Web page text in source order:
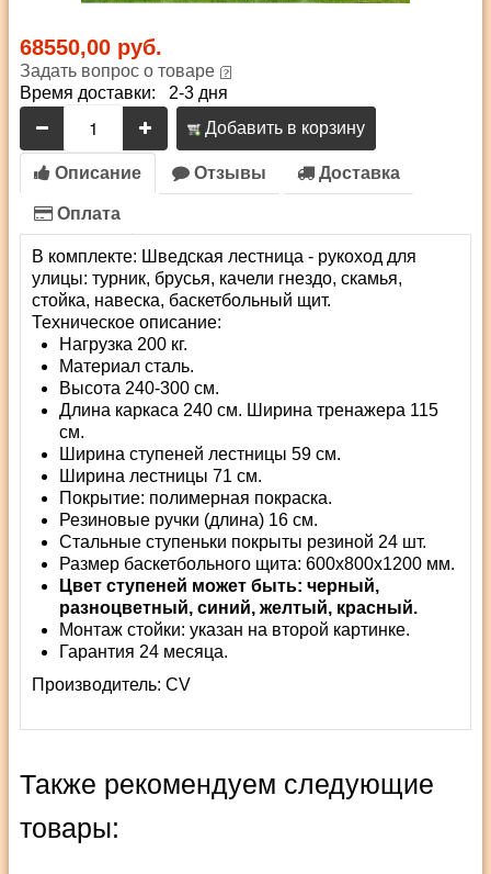
68550,00 руб.
Задать вопрос о товаре
Время доставки: 2-3 дня
Добавить в корзину
Описание Отзывы Доставка
Оплата
В комплекте: Шведская лестница - рукоход для
улицы: турник, брусья, качели гнездо, скамья,
стойка, навеска, баскетбольный щит.
Техническое описание:
Нагрузка 200 кг.
Материал сталь.
Высота 240-300 см.
Длина каркаса 240 см. Ширина тренажера 115
см.
Ширина ступеней лестницы 59 см.
Ширина лестницы 71 см.
Покрытие: полимерная покраска.
Резиновые ручки (длина) 16 см.
Стальные ступеньки покрыты резиной 24 шт.
Размер баскетбольного щита: 600x800x1200 мм.
Цвет ступеней может быть: черный,
разноцветный, синий, желтый, красный.
Монтаж стойки: указан на второй картинке.
Гарантия 24 месяца.
Производитель: СV
Также рекомендуем следующие
товары: